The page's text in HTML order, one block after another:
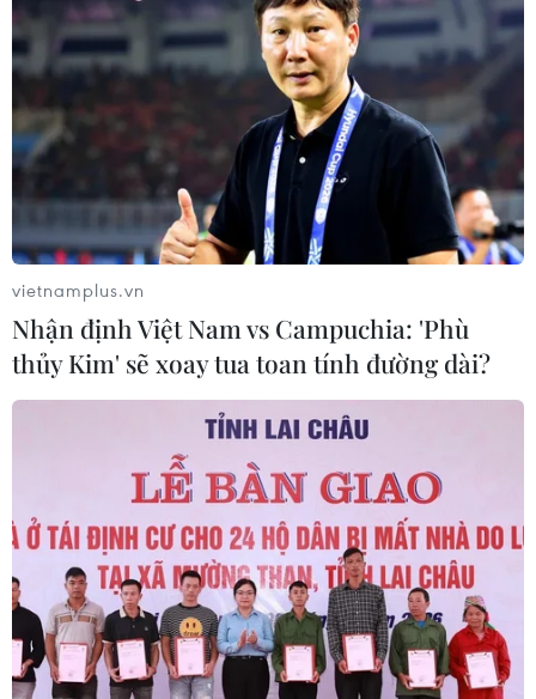
Pháp đã sẵn sàng cho 'đại chiến'
Argentina ở chung kết World Cup
Sau trận thắng Maroc, huấn luyện viên Didier
Deschamps và học trò của mình đang rất tự tin và có sự
chuẩn bị cho trận "đại chiến" Argentina ở chung kết
World Cup 2022.
Lịch thi đấu chung kết World Cup 2022:
vietnamplus.vn
Nhận định Việt Nam vs Campuchia: 'Phù
thủy Kim' sẽ xoay tua toan tính đường dài?